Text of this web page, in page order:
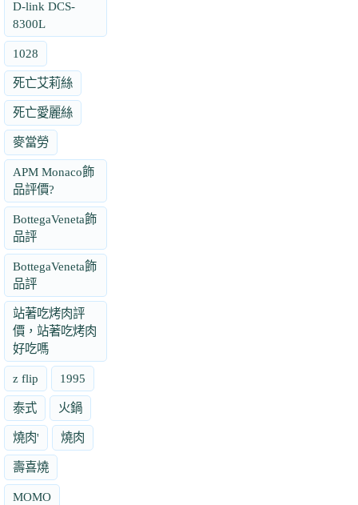
D-link DCS-
8300L
1028
死亡艾莉絲
死亡愛麗絲
麥當勞
APM Monaco飾
品評價?
BottegaVeneta飾
品評
BottegaVeneta飾
品評
站著吃烤肉評
價，站著吃烤肉
好吃嗎
z flip 1995
泰式 火鍋
燒肉' 燒肉
壽喜燒
MOMO